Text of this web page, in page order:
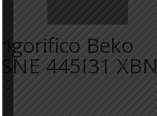
Frigorifico Beko
RSNE 445I31 XBN